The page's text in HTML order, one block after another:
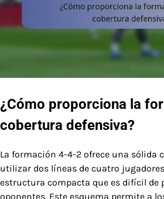
¿Cómo proporciona la
cobertura defensiva?
La formación 4-4-2 ofrece una sólida
utilizar dos líneas de cuatro
estructura compacta que es difícil de
oponentes. Este esquema permite a